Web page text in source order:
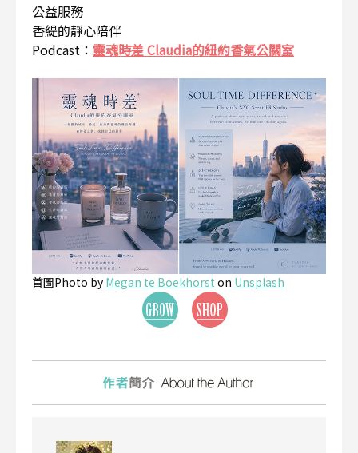
公益服務
香緹的靜心陪伴
Podcast： 靈魂時差 Claudia的紐約香氣公關室
首圖Photo by Megan te Boekhorst on Unsplash